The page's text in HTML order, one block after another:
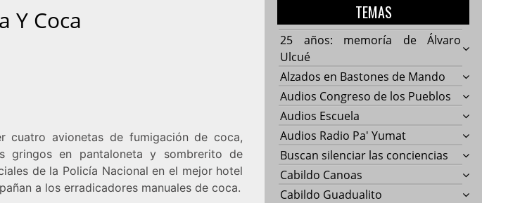
Y Coca
cuatro avionetas de fumigación de coca,
gringos en pantaloneta y sombrerito de
de la Policía Nacional en el mejor hotel
a los erradicadores manuales de coca.
TEMAS
25 años: memoría de Álvaro
Ulcué
Alzados en Bastones de Mando
Audios Congreso de los Pueblos
Audios Escuela
Audios Radio Pa' Yumat
Buscan silenciar las conciencias
Cabildo Canoas
Cabildo Guadualito